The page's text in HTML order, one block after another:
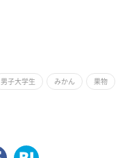
男子大学生 みかん 果物